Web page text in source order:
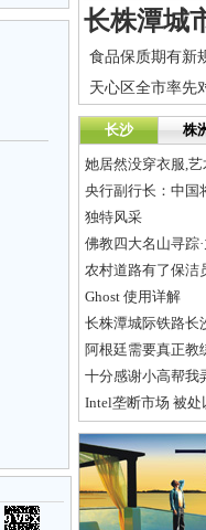
长沙 株
她居然没穿衣服,艺
央行副行长：中国
独特风采
佛教四大名山寻踪
农村道路有了保洁
Ghost 使用详解
长株潭城际铁路长
阿根廷需要真正教
十分感谢小高帮我
Intel垄断市场 被处